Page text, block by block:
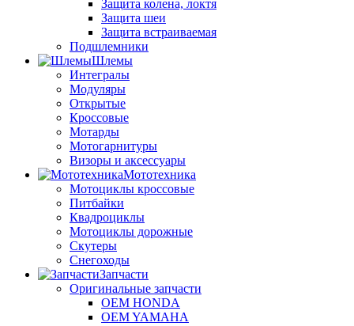
Защита колена, локтя
Защита шеи
Защита встраиваемая
Подшлемники
Шлемы
Интегралы
Модуляры
Открытые
Кроссовые
Мотарды
Мотогарнитуры
Визоры и аксессуары
Мототехника
Мотоциклы кроссовые
Питбайки
Квадроциклы
Мотоциклы дорожные
Скутеры
Снегоходы
Запчасти
Оригинальные запчасти
OEM HONDA
OEM YAMAHA